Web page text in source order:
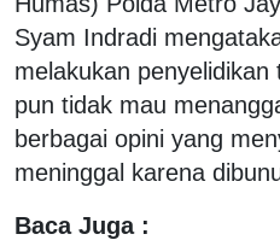
Syam Indradi
melakukan
pun tidak mau
berbagai opini yang
meninggal karena
Baca Juga :